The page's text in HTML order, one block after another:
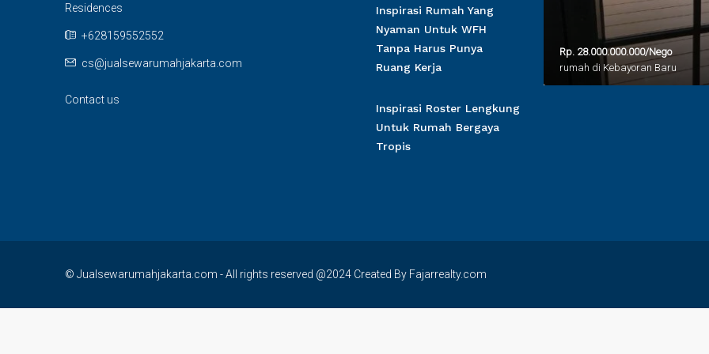
Residences
+628159552552
cs@jualsewarumahjakarta.com
Contact us
Inspirasi Rumah Yang
Nyaman Untuk WFH
Tanpa Harus Punya
Ruang Kerja
Inspirasi Roster Lengkung
Untuk Rumah Bergaya
Tropis
Rp. 28.000.000.000/Nego
rumah di Kebayoran Baru
© Jualsewarumahjakarta.com - All rights reserved @2024 Created By Fajarrealty.com